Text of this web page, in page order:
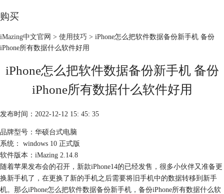
购买
iMazing中文官网 > 使用技巧 > iPhone怎么把软件数据备份新手机 备份
iPhone所有数据什么软件好用
iPhone怎么把软件数据备份新手机 备份
iPhone所有数据什么软件好用
发布时间：2022-12-12 15: 45: 35
品牌型号：华硕台式电脑
系统： windows 10 正式版
软件版本：iMazing 2.14.8
随着苹果发布会的召开，新款iPhone14的已经发售，很多小伙伴又准备更
换新手机了，在更换了新的手机之后需要将旧手机中的数据转移到新手
机。那么iPhone怎么把软件数据备份新手机，备份iPhone所有数据什么软